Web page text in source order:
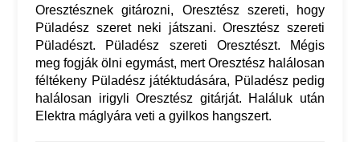
Oresztésznek gitározni, Oresztész szereti, hogy
Püladész szeret neki játszani. Oresztész szereti
Püladészt. Püladész szereti Oresztészt. Mégis
meg fogják ölni egymást, mert Oresztész halálosan
féltékeny Püladész játéktudására, Püladész pedig
halálosan irigyli Oresztész gitárját. Haláluk után
Elektra máglyára veti a gyilkos hangszert.